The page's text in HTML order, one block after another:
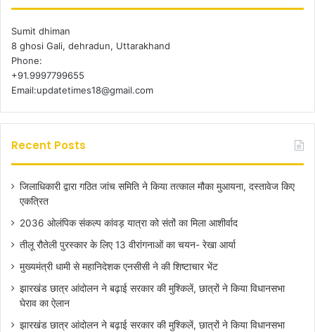
Sumit dhiman
8 ghosi Gali, dehradun, Uttarakhand
Phone:
+91.9997799655
Email:updatetimes18@gmail.com
Recent Posts
जिलाधिकारी द्वारा गठित जांच समिति ने किया तत्काल मौका मुआयना, दस्तावेज किए
एकत्रित
2036 ओलंपिक संकल्प कांवड़ यात्रा को संतों का मिला आशीर्वाद
तीलू रौतेली पुरस्कार के लिए 13 वीरांगनाओं का चयन- रेखा आर्या
मुख्यमंत्री धामी से महानिदेशक एनसीसी ने की शिष्टाचार भेंट
झारखंड छात्र आंदोलन ने बढ़ाई सरकार की मुश्किलें, छात्रों ने किया विधानसभा
घेराव का ऐलान
झारखंड छात्र आंदोलन ने बढ़ाई सरकार की मुश्किलें, छात्रों ने किया विधानसभा